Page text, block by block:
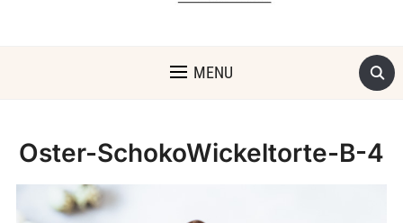
MENU
Oster-SchokoWickeltorte-B-4